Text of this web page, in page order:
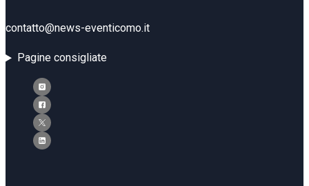
contatto@news-eventicomo.it
Pagine consigliate